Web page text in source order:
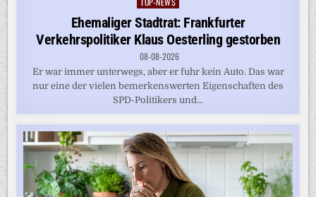
in
Ehemaliger Stadtrat: Frankfurter
Verkehrspolitiker Klaus Oesterling gestorben
08-08-2026
Er war immer unterwegs, aber er fuhr kein Auto. Das war
nur eine der vielen bemerkenswerten Eigenschaften des
SPD-Politikers und...